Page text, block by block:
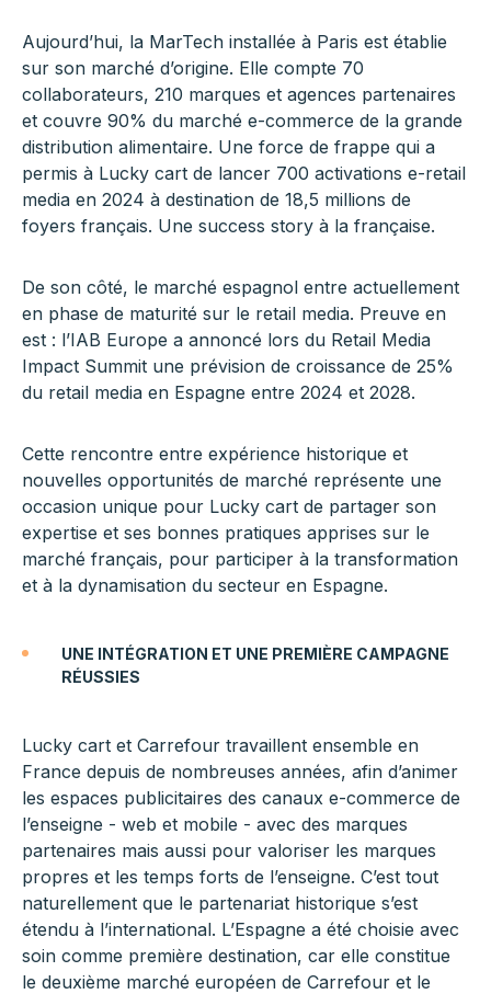
Aujourd’hui, la MarTech installée à Paris est établie
sur son marché d’origine. Elle compte 70
collaborateurs, 210 marques et agences partenaires
et couvre 90% du marché e-commerce de la grande
distribution alimentaire. Une force de frappe qui a
permis à Lucky cart de lancer 700 activations e-retail
media en 2024 à destination de 18,5 millions de
foyers français. Une success story à la française.
De son côté, le marché espagnol entre actuellement
en phase de maturité sur le retail media. Preuve en
est : l’IAB Europe a annoncé lors du Retail Media
Impact Summit une prévision de croissance de 25%
du retail media en Espagne entre 2024 et 2028.
Cette rencontre entre expérience historique et
nouvelles opportunités de marché représente une
occasion unique pour Lucky cart de partager son
expertise et ses bonnes pratiques apprises sur le
marché français, pour participer à la transformation
et à la dynamisation du secteur en Espagne.
UNE INTÉGRATION ET UNE PREMIÈRE CAMPAGNE
RÉUSSIES
Lucky cart et Carrefour travaillent ensemble en
France depuis de nombreuses années, afin d’animer
les espaces publicitaires des canaux e-commerce de
l’enseigne - web et mobile - avec des marques
partenaires mais aussi pour valoriser les marques
propres et les temps forts de l’enseigne. C’est tout
naturellement que le partenariat historique s’est
étendu à l’international. L’Espagne a été choisie avec
soin comme première destination, car elle constitue
le deuxième marché européen de Carrefour et le